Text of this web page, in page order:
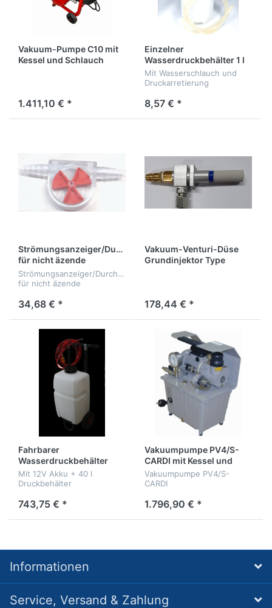
Vakuum-Pumpe C10 mit
Kessel und Schlauch
1.411,10 € *
Einzelner
Wasserdruckbehälter 1 l
Mit Wasserschlauch und
Druckarretierung
8,57 € *
Strömungsanzeiger/Durchflussanzeiger/
für nicht äzende
Flüssigkeiten
Strömungsanzeiger/Durchflussanzeiger
für nicht äzende
34,68 € *
Vakuum-Venturi-Düse
Grundinjektor Type
178,44 € *
Fahrbarer
Wasserdruckbehälter
"Trolley 40 Liter"
Mit 12V Akku + 40 l
Druckbehälter
743,75 € *
Vakuumpumpe PV4/S-
CARDI mit Kessel und
Schlauch
Vakuumpumpe PV4/S-
CARDI
1.796,90 € *
Informationen
Service, Versand & Zahlung